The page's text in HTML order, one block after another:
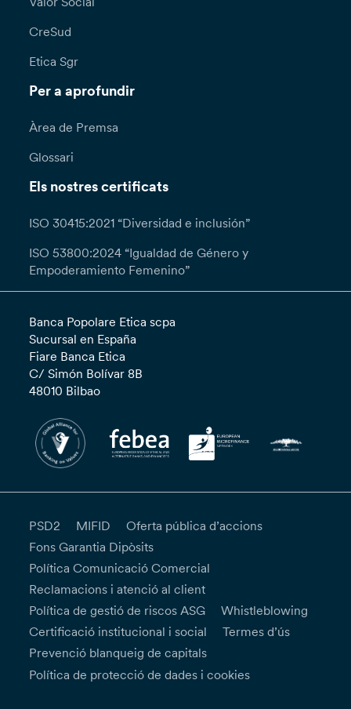
CreSud
Etica Sgr
Per a aprofundir
Àrea de Premsa
Glossari
Els nostres certificats
ISO 30415:2021 “Diversidad e inclusión”
ISO 53800:2024 “Igualdad de Género y
Empoderamiento Femenino”
Banca Popolare Etica scpa
Sucursal en España
Fiare Banca Etica
C/ Simón Bolívar 8B
48010 Bilbao
PSD2 MIFID
Oferta pública d’accions
Fons Garantia Dipòsits
Política Comunicació Comercial
Reclamacions i atenció al client
Política de gestió de riscos ASG
Whistleblowing
Certificació institucional i social
Termes d’ús
Prevenció blanqueig de capitals
Política de protecció de dades i cookies